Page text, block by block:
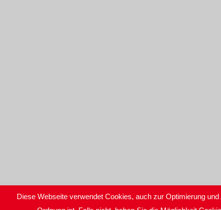
Diese Webseite verwendet Cookies, auch zur Optimierung